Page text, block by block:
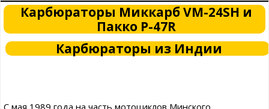
Все марки
Загрузка...
Карбюраторы Миккарб VM-24SH и
Пакко P-47R
Карбюраторы из Индии
С мая 1989 года на часть мотоциклов Минского